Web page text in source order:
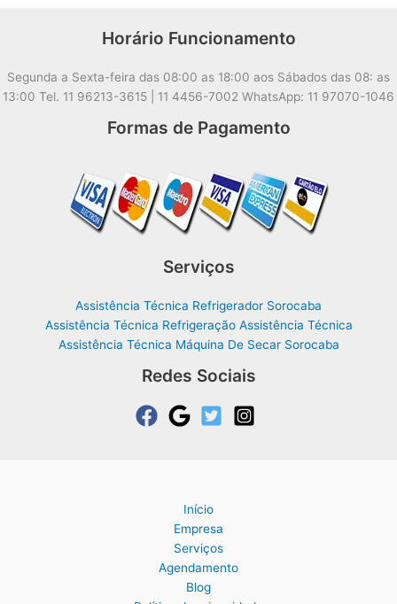
Horário Funcionamento
Segunda a Sexta-feira das 08:00 as 18:00 aos Sábados das 08: as
13:00 Tel. 11 96213-3615 | 11 4456-7002 WhatsApp: 11 97070-1046
Formas de Pagamento
Serviços
Assistência Técnica Refrigerador Sorocaba
Assistência Técnica Refrigeração Assistência Técnica
Assistência Técnica Máquina De Secar Sorocaba
Redes Sociais
Início
Empresa
Serviços
Agendamento
Blog